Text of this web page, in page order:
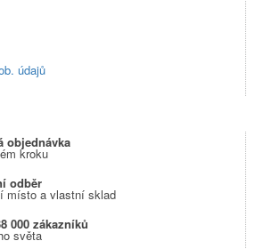
údajů
objednávka
kroku
odběr
místo a vlastní sklad
000 zákazníků
světa